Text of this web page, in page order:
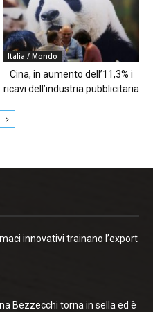
Italia / Mondo
Cina, in aumento dell’11,3% i
ricavi dell’industria pubblicitaria
innovativi trainano l’export
Bezzecchi torna in sella ed è